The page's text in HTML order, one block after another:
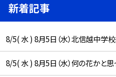
新着記事
8/5( 水 ) 8月5日（水）北信越中
8/5( 水 ) 8月5日（水）何の花かと思